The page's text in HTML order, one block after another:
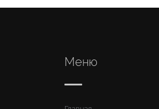
Меню